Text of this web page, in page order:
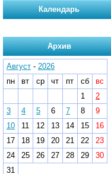
Календарь
Архив
Август - 2026
пн
вт ср чт пт сб
вс
1
2
3
4 5 6 7 8
9
10
11 12 13 14 15
16
17
18 19 20 21 22
23
24
25 26 27 28 29
30
31